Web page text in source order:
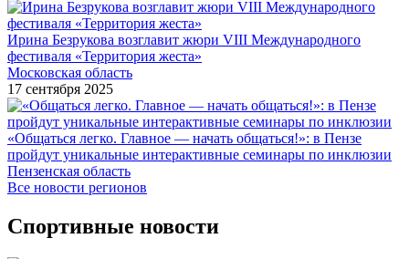
Ирина Безрукова возглавит жюри VIII Международного
фестиваля «Территория жеста»
Московская область
17 сентября 2025
«Общаться легко. Главное — начать общаться!»: в Пензе
пройдут уникальные интерактивные семинары по инклюзии
Пензенская область
Все новости регионов
Спортивные новости